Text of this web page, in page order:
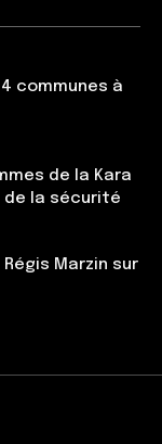
communes à
de la Kara
de la sécurité
Marzin sur